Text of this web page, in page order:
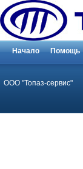
Начало Помощь
ООО "Топаз-сервис"